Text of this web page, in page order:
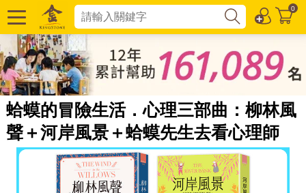
0
蛤蟆的冒險生活．心理三部曲：柳林風
聲＋河岸風景＋蛤蟆先生去看心理師